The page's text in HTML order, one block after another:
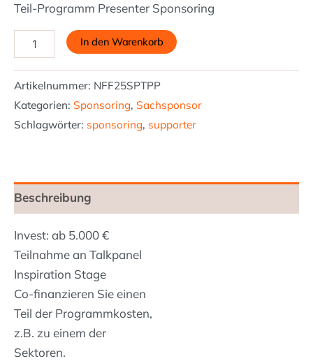
Teil-Programm Presenter Sponsoring
In den Warenkorb
Artikelnummer: NFF25SPTPP
Kategorien: Sponsoring, Sachsponsor
Schlagwörter: sponsoring, supporter
Beschreibung
Invest: ab 5.000 €
Teilnahme an Talkpanel
Inspiration Stage
Co-finanzieren Sie einen
Teil der Programmkosten,
z.B. zu einem der
Sektoren.